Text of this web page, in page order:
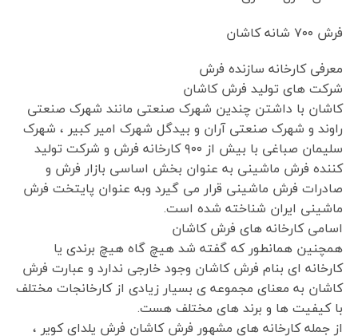
فرش ۷۰۰ شانه کاشان
معرفی کارخانه سازنده فرش
شرکت های تولید فرش کاشان
کاشان با داشتن چندین شهرک صنعتی مانند شهرک صنعتی
راوند و شهرک صنعتی آران و بیدگل شهرک امیر کبیر ، شهرک
سلیمان صباغی با بیش از ۹۰۰ کارخانه فرش و شرکت تولید
کننده فرش ماشینی به عنوان بخش اساسی بازار فرش و
صادرات فرش ماشینی قرار می گیرد وبه عنوان پایتخت فرش
ماشینی ایران شناخته شده است.
اسامی کارخانه های فرش کاشان
همچنین همانطور که گفته شد هیچ گاه هیچ برندی یا
کارخانه ای بنام فرش کاشان وجود خارجی ندارد و عبارت فرش
کاشان به معنای مجموعه ی بسیار زیادی از کارخانجات مختلف
با کیفیت ها و برند های مختلف هست.
از جمله کارخانه های مشهور فرش کاشان فرش یلدای کویر ،